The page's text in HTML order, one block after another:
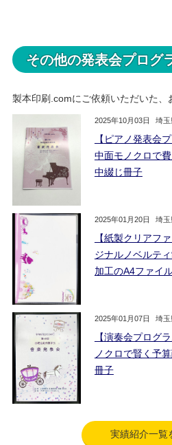
その他の発表会プログ
製本印刷.comにご依頼いただいた、
2025年10月03日 埼玉
【ピアノ発表会
中面モノクロで
中綴じ冊子
2025年01月20日 埼玉
【紙製クリアフ
ジナルノベルテ
加工のA4ファイ
2025年01月07日 埼玉
【演奏会プログ
ノクロで賢く予
冊子
実績紹介一覧